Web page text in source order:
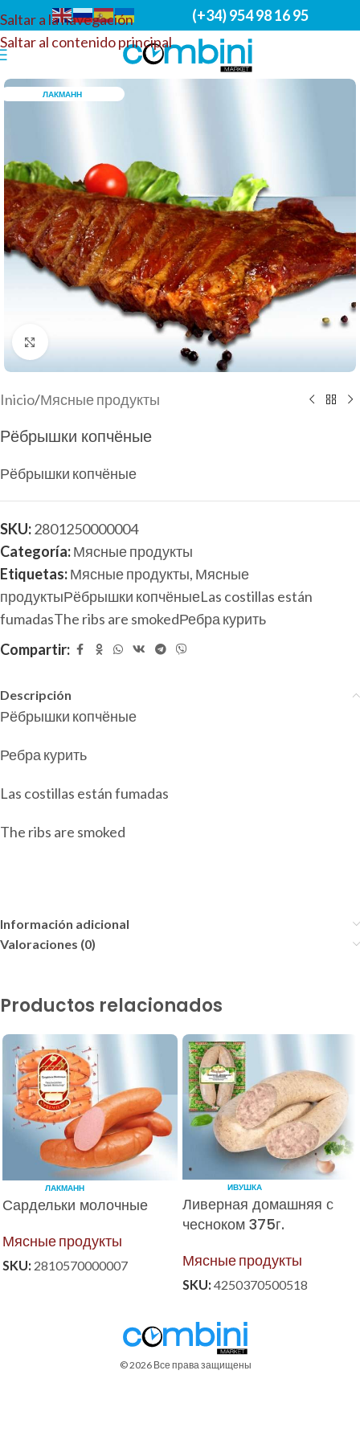
Saltar a la navegación
Saltar al contenido principal
(+34) 954 98 16 95
ЛАКМАНН
Inicio/Мясные продукты
Рёбрышки копчёные
Рёбрышки копчёные
SKU:2801250000004
Categoría:Мясные продукты
Etiquetas:Мясные продукты, Мясные
продуктыРёбрышки копчёныеLas costillas están
fumadasThe ribs are smokedРебра курить
Compartir:
Descripción
Рёбрышки копчёные
Ребра курить
Las costillas están fumadas
The ribs are smoked
Información adicional
Valoraciones (0)
Productos relacionados
ЛАКМАНН
Сардельки молочные
Мясные продукты
SKU: 2810570000007
ИВУШКА
Ливерная домашняя с
чесноком 375г.
Мясные продукты
SKU: 4250370500518
© 2026 Все права защищены